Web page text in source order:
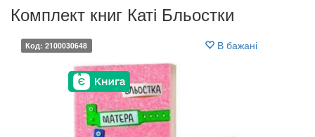
Комплект книг Каті Бльостки
Код: 2100030648 В бажані